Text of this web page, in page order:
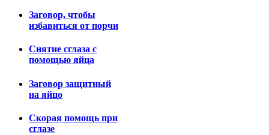
Заговор, чтобы
избавиться от порчи
Снятие сглаза с
помощью яйца
Заговор защитный
на яйцо
Скорая помощь при
сглазе